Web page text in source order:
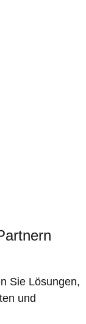
Sie Lösungen,
und